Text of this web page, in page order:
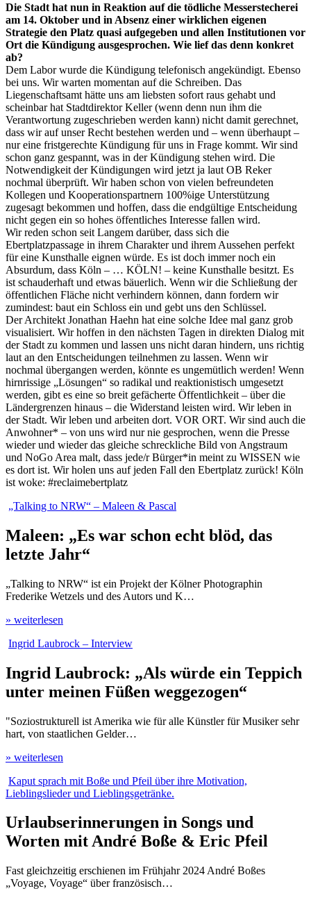
Die Stadt hat nun in Reaktion auf die tödliche Messerstecherei
am 14. Oktober und in Absenz einer wirklichen eigenen
Strategie den Platz quasi aufgegeben und allen Institutionen vor
Ort die Kündigung ausgesprochen. Wie lief das denn konkret
ab?
Dem Labor wurde die Kündigung telefonisch angekündigt. Ebenso
bei uns. Wir warten momentan auf die Schreiben. Das
Liegenschaftsamt hätte uns am liebsten sofort raus gehabt und
scheinbar hat Stadtdirektor Keller (wenn denn nun ihm die
Verantwortung zugeschrieben werden kann) nicht damit gerechnet,
dass wir auf unser Recht bestehen werden und – wenn überhaupt –
nur eine fristgerechte Kündigung für uns in Frage kommt. Wir sind
schon ganz gespannt, was in der Kündigung stehen wird. Die
Notwendigkeit der Kündigungen wird jetzt ja laut OB Reker
nochmal überprüft. Wir haben schon von vielen befreundeten
Kollegen und Kooperationspartnern 100%ige Unterstützung
zugesagt bekommen und hoffen, dass die endgültige Entscheidung
nicht gegen ein so hohes öffentliches Interesse fallen wird.
Wir reden schon seit Langem darüber, dass sich die
Ebertplatzpassage in ihrem Charakter und ihrem Aussehen perfekt
für eine Kunsthalle eignen würde. Es ist doch immer noch ein
Absurdum, dass Köln – … KÖLN! – keine Kunsthalle besitzt. Es
ist schauderhaft und etwas bäuerlich. Wenn wir die Schließung der
öffentlichen Fläche nicht verhindern können, dann fordern wir
zumindest: baut ein Schloss ein und gebt uns den Schlüssel.
Der Architekt Jonathan Haehn hat eine solche Idee mal ganz grob
visualisiert. Wir hoffen in den nächsten Tagen in direkten Dialog mit
der Stadt zu kommen und lassen uns nicht daran hindern, uns richtig
laut an den Entscheidungen teilnehmen zu lassen. Wenn wir
nochmal übergangen werden, könnte es ungemütlich werden! Wenn
hirnrissige „Lösungen“ so radikal und reaktionistisch umgesetzt
werden, gibt es eine so breit gefächerte Öffentlichkeit – über die
Ländergrenzen hinaus – die Widerstand leisten wird. Wir leben in
der Stadt. Wir leben und arbeiten dort. VOR ORT. Wir sind auch die
Anwohner* – von uns wird nur nie gesprochen, wenn die Presse
wieder und wieder das gleiche schreckliche Bild von Angstraum
und NoGo Area malt, dass jede/r Bürger*in meint zu WISSEN wie
es dort ist. Wir holen uns auf jeden Fall den Ebertplatz zurück! Köln
ist woke: #reclaimebertplatz
„Talking to NRW“ – Maleen & Pascal
Maleen: „Es war schon echt blöd, das
letzte Jahr“
„Talking to NRW“ ist ein Projekt der Kölner Photographin
Frederike Wetzels und des Autors und K…
» weiterlesen
Ingrid Laubrock – Interview
Ingrid Laubrock: „Als würde ein Teppich
unter meinen Füßen weggezogen“
"Soziostrukturell ist Amerika wie für alle Künstler für Musiker sehr
hart, von staatlichen Gelder…
» weiterlesen
Kaput sprach mit Boße und Pfeil über ihre Motivation,
Lieblingslieder und Lieblingsgetränke.
Urlaubserinnerungen in Songs und
Worten mit André Boße & Eric Pfeil
Fast gleichzeitig erschienen im Frühjahr 2024 André Boßes
„Voyage, Voyage“ über französisch…